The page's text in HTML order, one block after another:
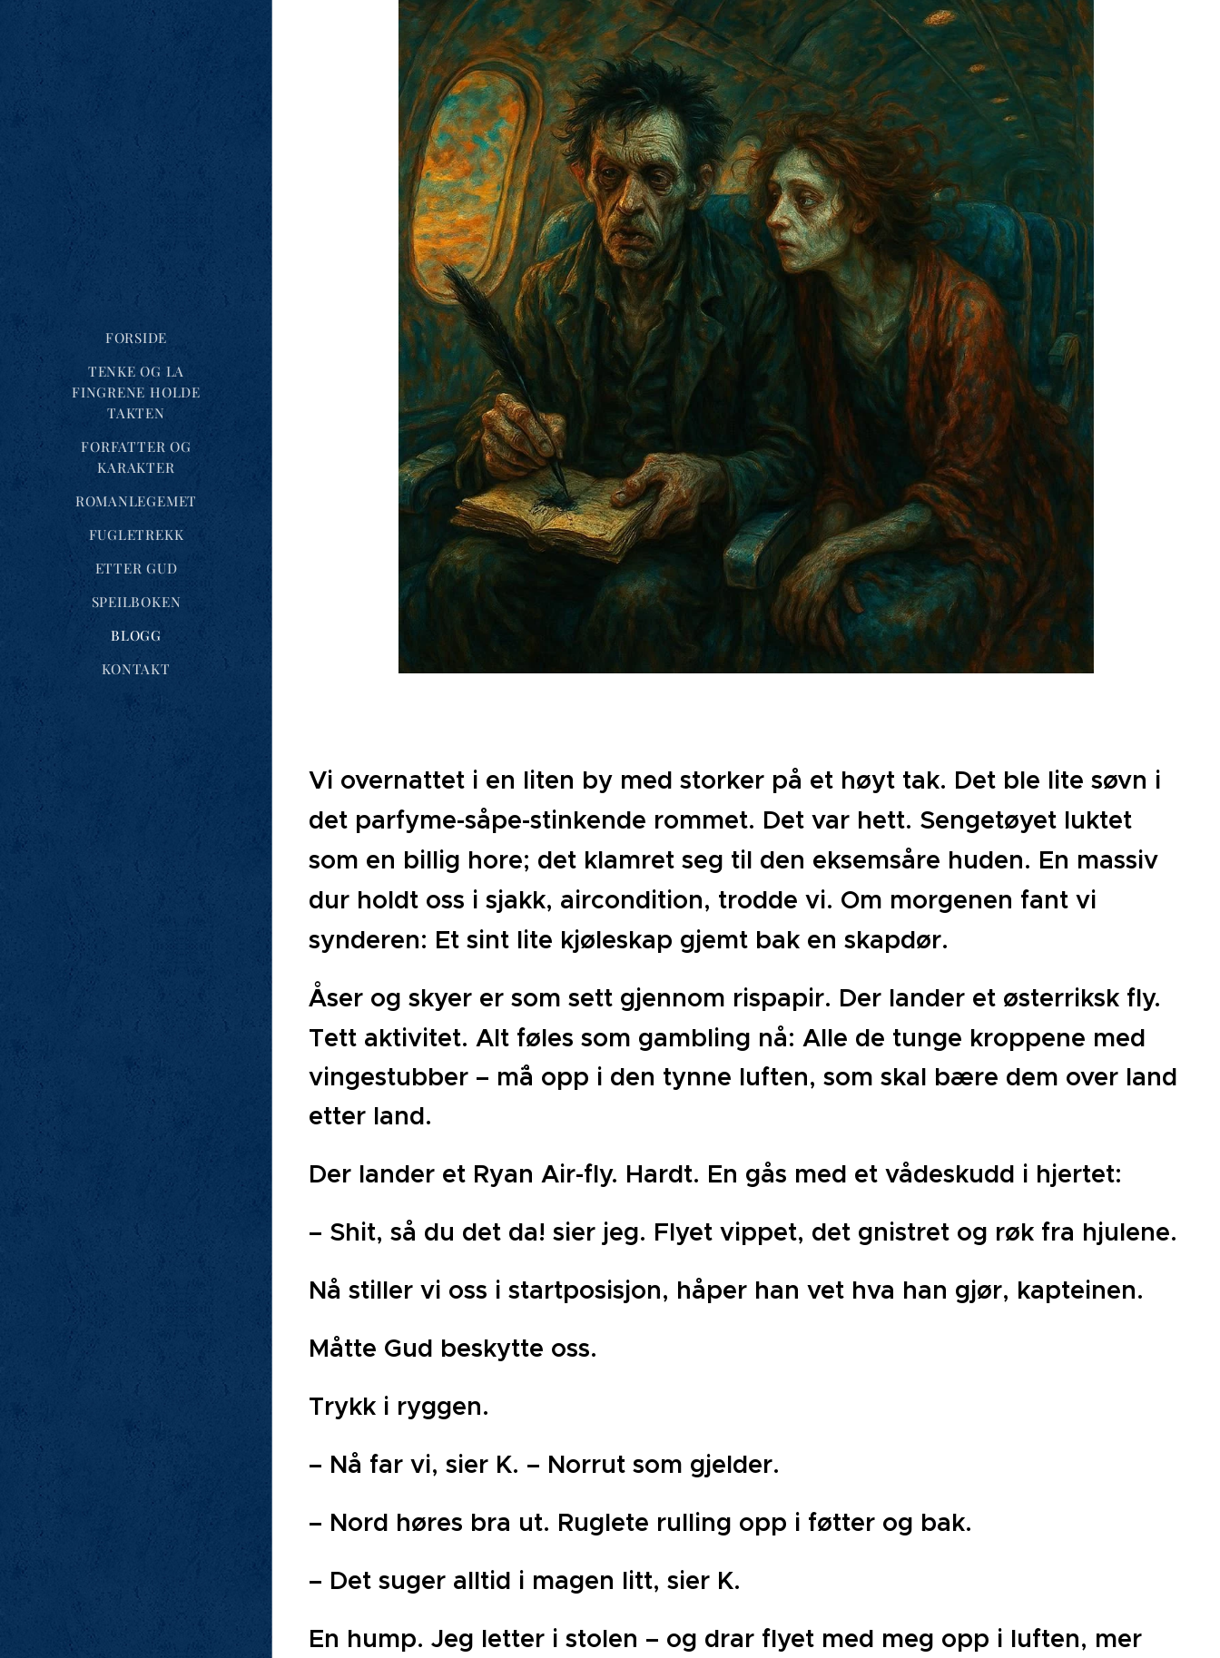
FORSIDE
TENKE OG LA
FINGRENE HOLDE
TAKTEN
FORFATTER OG
KARAKTER
ROMANLEGEMET
FUGLETREKK
ETTER GUD
SPEILBOKEN
BLOGG
KONTAKT
Vi overnattet i en liten by med storker på et høyt tak. Det ble lite søvn i
det parfyme-såpe-stinkende rommet. Det var hett. Sengetøyet luktet
som en billig hore; det klamret seg til den eksemsåre huden. En massiv
dur holdt oss i sjakk, aircondition, trodde vi. Om morgenen fant vi
synderen: Et sint lite kjøleskap gjemt bak en skapdør.
Åser og skyer er som sett gjennom rispapir. Der lander et østerriksk fly.
Tett aktivitet. Alt føles som gambling nå: Alle de tunge kroppene med
vingestubber – m¨å opp i den tynne luften, som skal bære dem over land
etter land.
Der lander et Ryan Air-fly. Hardt. En gås med et vådeskudd i hjertet:
– Shit, så du det da! sier jeg. Flyet vippet, det gnistret og røk fra hjulene.
Nå stiller vi oss i startposisjon, håper han vet hva han gjør, kapteinen.
Måtte Gud beskytte oss.
Trykk i ryggen.
– Nå far vi, sier K. – Norrut som gjelder.
– Nord høres bra ut. Ruglete rulling opp i føtter og bak.
– Det suger alltid i magen litt, sier K.
En hump. Jeg letter i stolen – og drar flyet med meg opp i luften, mer